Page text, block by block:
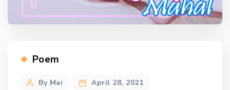
Categories
Poem
PostBy Mai April 28, 2021